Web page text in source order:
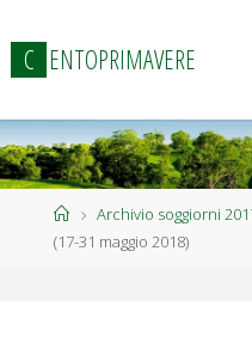
al
contenuto
C ENTOPRIMAVERE
HomeArchivio soggiorni
(17-31 maggio 2018)